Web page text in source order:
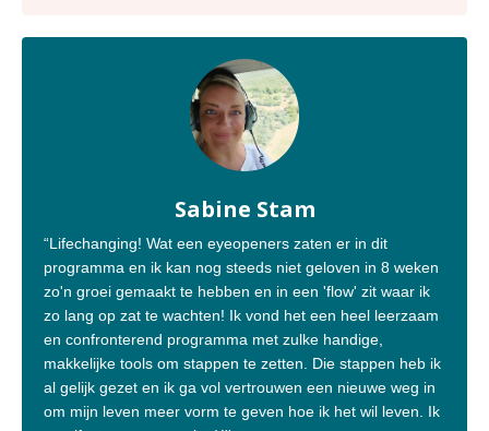
Sabine Stam
“Lifechanging! Wat een eyeopeners zaten er in dit
programma en ik kan nog steeds niet geloven in 8 weken
zo'n groei gemaakt te hebben en in een 'flow' zit waar ik
zo lang op zat te wachten! Ik vond het een heel leerzaam
en confronterend programma met zulke handige,
makkelijke tools om stappen te zetten. Die stappen heb ik
al gelijk gezet en ik ga vol vertrouwen een nieuwe weg in
om mijn leven meer vorm te geven hoe ik het wil leven. Ik